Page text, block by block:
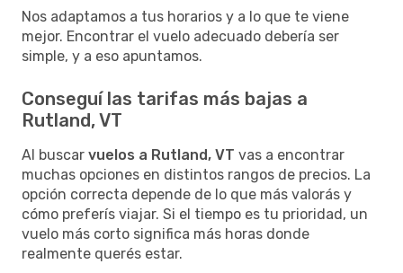
Nos adaptamos a tus horarios y a lo que te viene
mejor. Encontrar el vuelo adecuado debería ser
simple, y a eso apuntamos.
Conseguí las tarifas más bajas a
Rutland, VT
Al buscar vuelos a Rutland, VT vas a encontrar
muchas opciones en distintos rangos de precios. La
opción correcta depende de lo que más valorás y
cómo preferís viajar. Si el tiempo es tu prioridad, un
vuelo más corto significa más horas donde
realmente querés estar.